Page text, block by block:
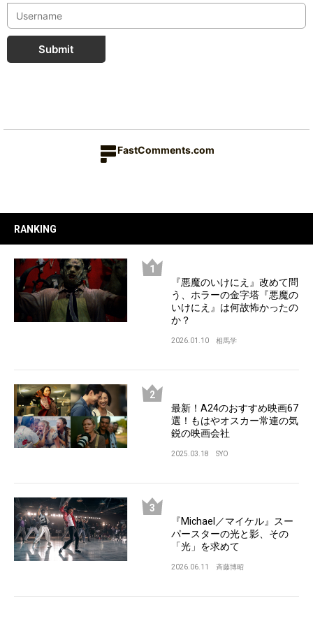
Submit
FastComments.com
RANKING
『悪魔のいけにえ』改めて問
う、ホラーの金字塔『悪魔の
いけにえ』は何故怖かったの
か？
2026.01.10 相馬学
最新！A24のおすすめ映画67
選！もはやオスカー常連の気
鋭の映画会社
2025.03.18 SYO
『Michael／マイケル』スー
パースターの光と影、その
「光」を求めて
2026.06.11 斉藤博昭